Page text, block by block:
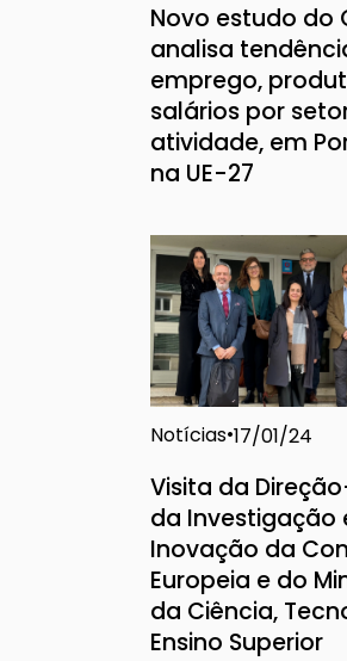
Novo estudo do
analisa
emprego,
salários por
atividade, em
na UE-27
Notícias 17/01/24
Visita da
da Investigação
Inovação da
Europeia e do
da Ciência,
Ensino Superior